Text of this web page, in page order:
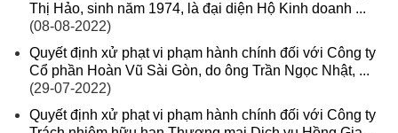
Thị Hảo, sinh năm 1974, là đại diện Hộ Kinh doanh ...
(08-08-2022)
Quyết định xử phạt vi phạm hành chính đối với Công ty
Cổ phần Hoàn Vũ Sài Gòn, do ông Trần Ngọc Nhật, ...
(29-07-2022)
Quyết định xử phạt vi phạm hành chính đối với Công ty